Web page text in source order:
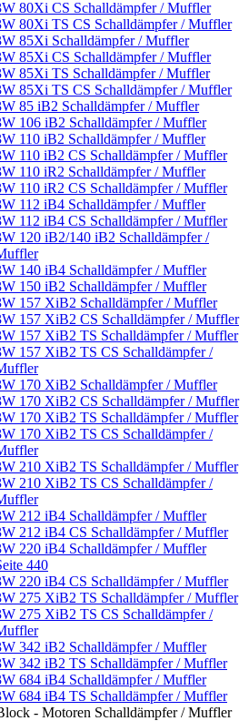
80Xi CS Schalldämpfer / Muffler
80Xi TS CS Schalldämpfer / Muffler
85Xi Schalldämpfer / Muffler
85Xi CS Schalldämpfer / Muffler
85Xi TS Schalldämpfer / Muffler
85Xi TS CS Schalldämpfer / Muffler
85 iB2 Schalldämpfer / Muffler
106 iB2 Schalldämpfer / Muffler
110 iB2 Schalldämpfer / Muffler
110 iB2 CS Schalldämpfer / Muffler
110 iR2 Schalldämpfer / Muffler
110 iR2 CS Schalldämpfer / Muffler
112 iB4 Schalldämpfer / Muffler
112 iB4 CS Schalldämpfer / Muffler
120 iB2/140 iB2 Schalldämpfer /
140 iB4 Schalldämpfer / Muffler
150 iB2 Schalldämpfer / Muffler
157 XiB2 Schalldämpfer / Muffler
157 XiB2 CS Schalldämpfer / Muffler
157 XiB2 TS Schalldämpfer / Muffler
157 XiB2 TS CS Schalldämpfer /
170 XiB2 Schalldämpfer / Muffler
170 XiB2 CS Schalldämpfer / Muffler
170 XiB2 TS Schalldämpfer / Muffler
170 XiB2 TS CS Schalldämpfer /
210 XiB2 TS Schalldämpfer / Muffler
210 XiB2 TS CS Schalldämpfer /
212 iB4 Schalldämpfer / Muffler
212 iB4 CS Schalldämpfer / Muffler
220 iB4 Schalldämpfer / Muffler
440
220 iB4 CS Schalldämpfer / Muffler
275 XiB2 TS Schalldämpfer / Muffler
275 XiB2 TS CS Schalldämpfer /
342 iB2 Schalldämpfer / Muffler
342 iB2 TS Schalldämpfer / Muffler
684 iB4 Schalldämpfer / Muffler
684 iB4 TS Schalldämpfer / Muffler
- Motoren Schalldämpfer / Muffler